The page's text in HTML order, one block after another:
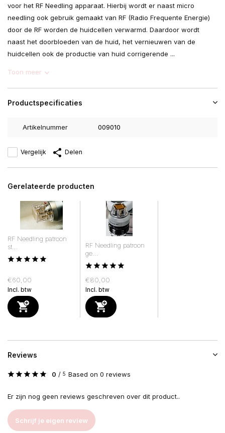
voor het RF Needling apparaat. Hierbij wordt er naast micro
needling ook gebruik gemaakt van RF (Radio Frequente Energie)
door de RF worden de huidcellen verwarmd. Daardoor wordt
naast het doorbloeden van de huid, het vernieuwen van de
huidcellen ook de productie van huid corrigerende ...
Toon meer
Productspecificaties
Artikelnummer 009010
Vergelijk Delen
Gerelateerde producten
RF Needling patroon
st...
€60,00
Incl. btw
RF Needling patroon
ge...
€80,00
Incl. btw
Reviews
0 / 5 Based on 0 reviews
Er zijn nog geen reviews geschreven over dit product..
Schrijf je eigen review